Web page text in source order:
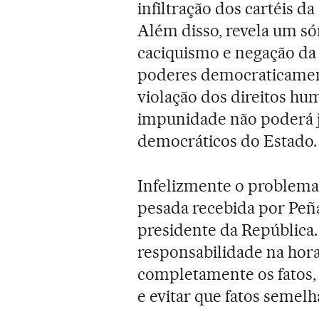
infiltração dos cartéis
Além disso, revela um
caciquismo e negação
poderes
violação dos direitos
impunidade não poderá
democráticos do Estado.
Infelizmente o
pesada recebida por
presidente da
responsabilidade na
completamente os
e evitar que fatos